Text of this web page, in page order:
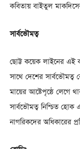
কবিতায় বাইতুল
সার্বভৌমত্ব
ছোট্ট কয়েক লাইনের এই
সাথে দেশের
মায়ের আষ্টেপৃষ্ঠে লেগে
সার্বভৌমত্ব নিশ্চিত হোক
নাগরিকদের অধিকারের